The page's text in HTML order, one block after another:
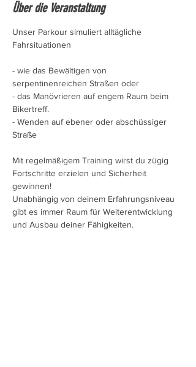
Über die Veranstaltung
Unser Parkour simuliert alltägliche
Fahrsituationen
- wie das Bewältigen von
serpentinenreichen Straßen oder
- das Manövrieren auf engem Raum beim
Bikertreff.
- Wenden auf ebener oder abschüssiger
Straße
Mit regelmäßigem Training wirst du zügig
Fortschritte erzielen und Sicherheit
gewinnen!
Unabhängig von deinem Erfahrungsniveau
gibt es immer Raum für Weiterentwicklung
und Ausbau deiner Fähigkeiten.